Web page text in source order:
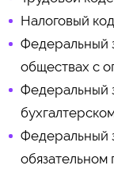
Налоговый
Федеральный
обществах с
Федеральный
Федеральный